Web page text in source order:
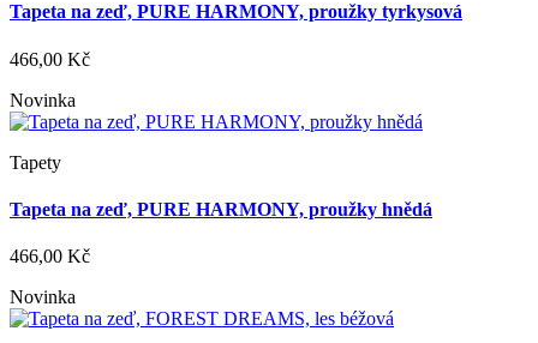
Tapeta na zeď, PURE HARMONY, proužky tyrkysová
466,00 Kč
Novinka
Tapety
Tapeta na zeď, PURE HARMONY, proužky hnědá
466,00 Kč
Novinka